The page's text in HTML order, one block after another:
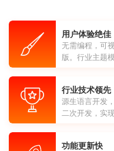
用户体验绝佳
无需编程，可
版。行业主题
行业技术领先
源生语言开发
二次开发，实
功能更新快